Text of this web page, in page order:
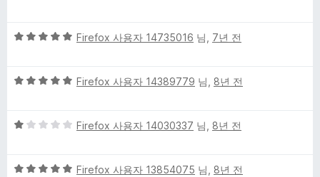
점
점
5
점
점
Firefox 사용자 14735016 님, 7년 전
5
점
점
Firefox 사용자 14389779 님, 8년 전
5
점
Firefox 사용자 14030337 님, 8년 전
5
Firefox 사용자 13854075 님, 8년 전